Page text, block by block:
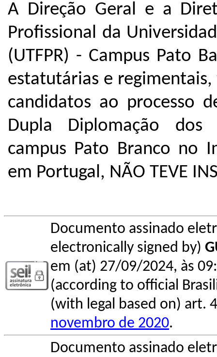
A Direção Geral e a
Profissional da
(UTFPR) - Campus Pato
estatutárias e
candidatos ao processo
Dupla Diplomação dos
campus Pato Branco no
em Portugal, NÃO TEVE
Documento assinado
electronically signed by)
em (at) 27/09/2024, às
(according to official
(with legal based on) art.
novembro de 2020.
Documento assinado